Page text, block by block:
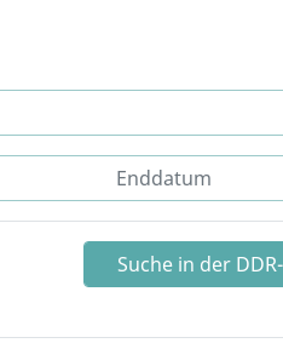
Suche in der